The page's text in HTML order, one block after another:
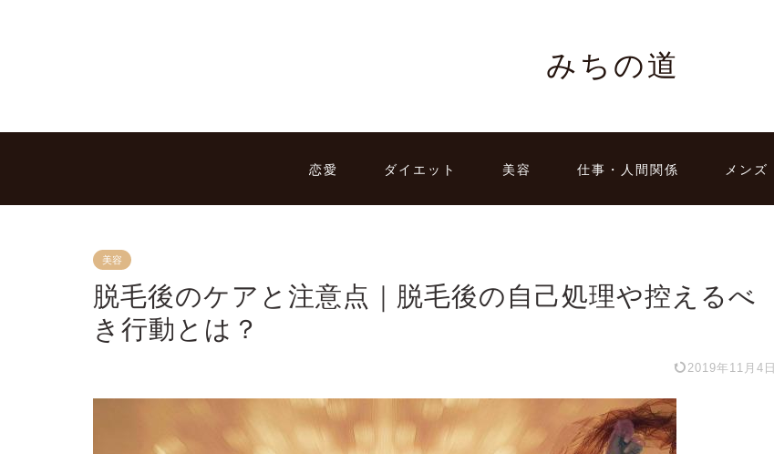
みちの道
恋愛 ダイエット 美容 仕事・人間関係 メンズ
美容
脱毛後のケアと注意点｜脱毛後の自己処理や控えるべ
き行動とは？
2019年11月4日